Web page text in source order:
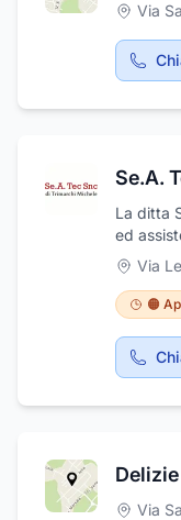
Via
La ditta
ed
solare e
Via
🟠
Via